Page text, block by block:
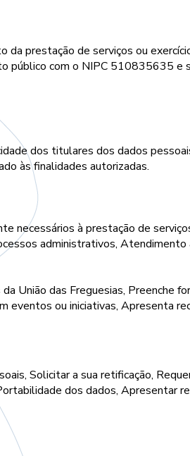
prestação de serviços ou
público com o NIPC 510835635 e
dos titulares dos dados
às finalidades autorizadas.
necessários à prestação de
administrativos, Atendimento
União das Freguesias, Preenche
eventos ou iniciativas, Apresenta
Solicitar a sua retificação,
dos dados, Apresentar